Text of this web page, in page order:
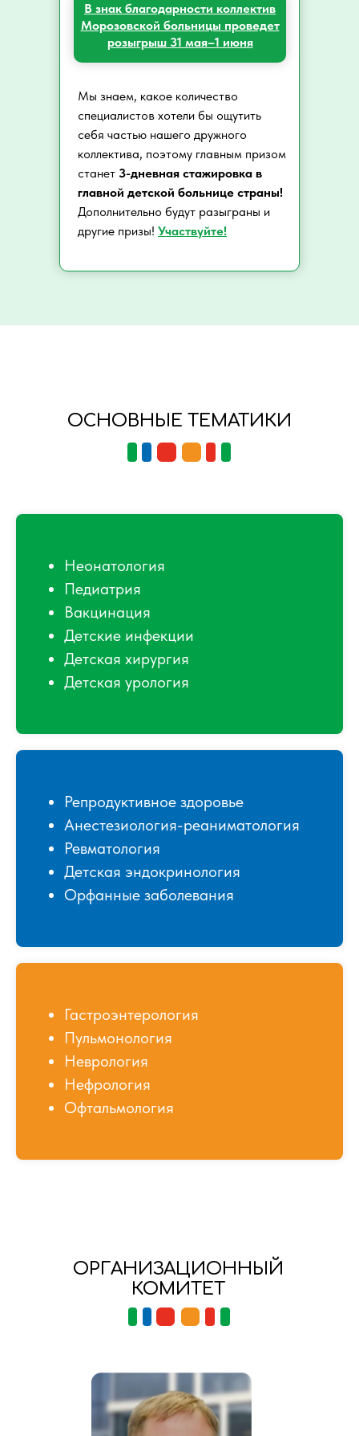
Мы знаем, какое количество
специалистов хотели бы ощутить
себя частью нашего дружного
коллектива, поэтому главным призом
станет 3-дневная стажировка в
главной детской больнице страны!
Дополнительно будут разыграны и
другие призы! Участвуйте!
В знак благодарности коллектив
Морозовской больницы проведет
розыгрыш 31 мая–1 июня
ОСНОВНЫЕ ТЕМАТИКИ
Неонатология
Педиатрия
Вакцинация
Детские инфекции
Детская хирургия
Детская урология
Репродуктивное здоровье
Анестезиология-реаниматология
Ревматология
Детская эндокринология
Орфанные заболевания
Гастроэнтерология
Пульмонология
Неврология
Нефрология
Офтальмология
ОРГАНИЗАЦИОННЫЙ
КОМИТЕТ